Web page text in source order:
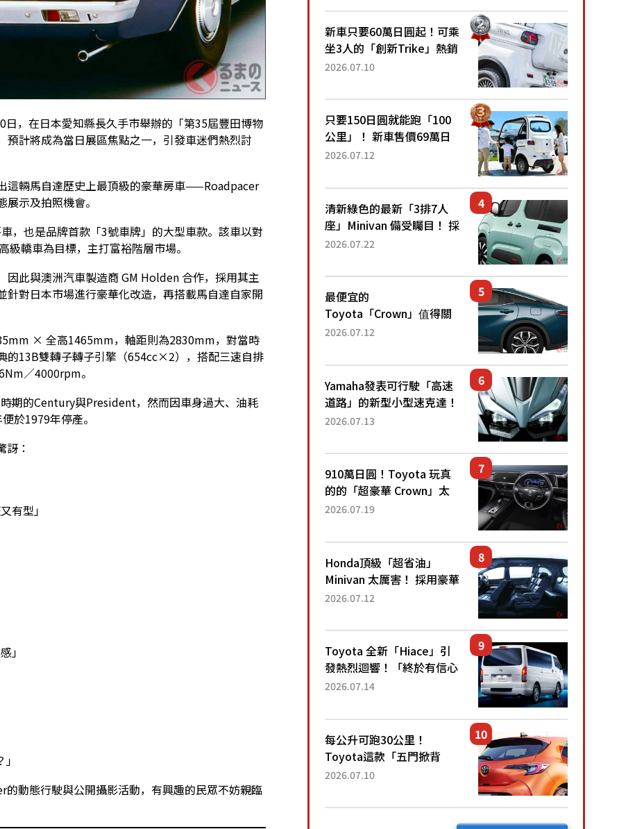
，在日本愛知縣長久手市舉辦的「第35屆豐田博物
計將成為當日展區焦點之一，引發車迷們熱烈討
這輛馬自達歷史上最頂級的豪華房車——Roadpacer
示及拍照機會。
，也是品牌首款「3號車牌」的大型車款。該車以對
轎車為目標，主打富裕階層市場。
此與澳洲汽車製造商 GM Holden 合作，採用其主
對日本市場進行豪華化改造，再搭載馬自達自家開
× 全高1465mm，軸距則為2830mm，對當時
的13B雙轉子轉子引擎（654cc×2），搭配三速自排
／4000rpm。
期的Century與President，然而因車身過大、油耗
於1979年停產。
：
有型」
」
動態行駛與公開攝影活動，有興趣的民眾不妨親臨
已陸續開始出口的新款
「B...
新車只要60萬日圓起！可乘
坐3人的「創新Trike」熱銷
大賣成為人氣車款！「養車
日圓就能跑100公里」「小
朋友坐得...
2026.07.10
只要150日圓就能跑「100
公里」！ 新車售價69萬日
圓的「3人座」Trike大受歡
為何能迅速熱賣？
2026.07.12
清新綠色的最新「3排7人
座」Minivan 備受矚目！ 採
用全長4.7公尺剛剛好的車
還推出467萬元日圓起的5
人座版...
2026.07.22
最便宜的
Toyota「Crown」值得關
注！ 搭載4WD、每公升
眼！ 配備豐富、超越售價
水準，堪稱高CP值代表的
「...
2026.07.12
Yamaha發表可行駛「高速
道路」的新型小型速克達！
搭載能享受超強勁「渦輪
高階「Super Sport」車款
相同的...
2026.07.13
910萬日圓！Toyota 玩真
的的「超豪華 Crown」太
厲害了！採用由「匠人技
運動化「底盤設定」！還配
備專屬豪華...
2026.07.19
Honda頂級「超省油」
Minivan 太厲害！ 採用豪華
「真皮座椅」與專屬「黑色
公里，兼具優異節能表現與
舒適「三...
2026.07.12
Toyota 全新「Hiace」引
發熱烈迴響！「終於有信心
下訂了！」「哪個等級交車
後竟然還要等「超過半年」
才能交車？...
2026.07.14
每公升可跑30公里！
Toyota這款「五門掀背
車」真的很厲害！ 擁有全
尺寸」，配備全面升級！
2026.07.10